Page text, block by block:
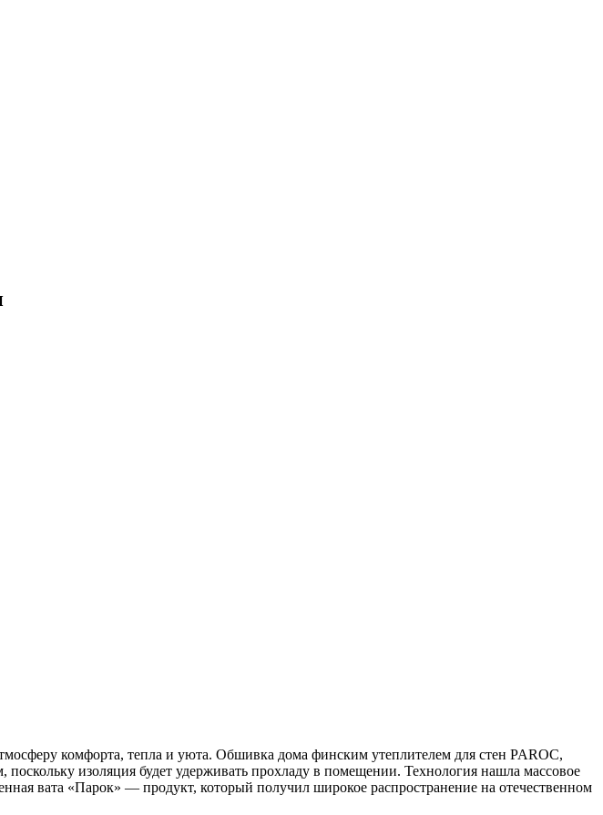
комфорта, тепла и уюта. Обшивка дома финским утеплителем для стен PAROC,
изоляция будет удерживать прохладу в помещении. Технология нашла массовое
вата «Парок» — продукт, который получил широкое распространение на отечественном